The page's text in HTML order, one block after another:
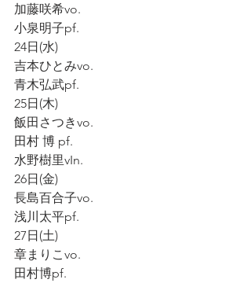
加藤咲希vo.
小泉明子pf.
24日(水)
吉本ひとみvo.
青木弘武pf.
25日(木)
飯田さつきvo.
田村 博 pf.
水野樹里vIn.
26日(金)
長島百合子vo.
浅川太平pf.
27日(土)
章まりこvo.
田村博pf.